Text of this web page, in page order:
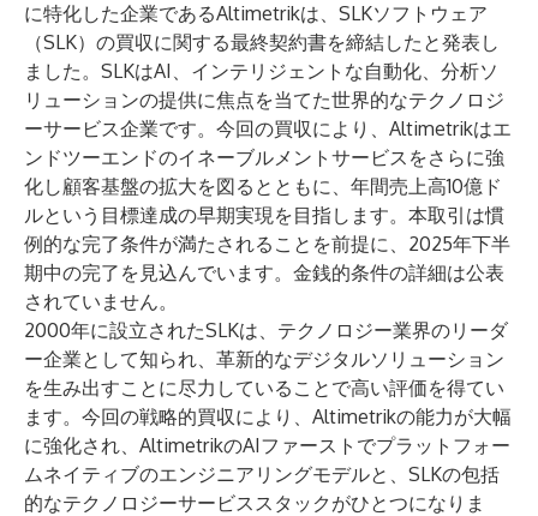
に特化した企業であるAltimetrikは、SLKソフトウェア
（SLK）の買収に関する最終契約書を締結したと発表し
ました。SLKはAI、インテリジェントな自動化、分析ソ
リューションの提供に焦点を当てた世界的なテクノロジ
ーサービス企業です。今回の買収により、Altimetrikはエ
ンドツーエンドのイネーブルメントサービスをさらに強
化し顧客基盤の拡大を図るとともに、年間売上高10億ド
ルという目標達成の早期実現を目指します。本取引は慣
例的な完了条件が満たされることを前提に、2025年下半
期中の完了を見込んでいます。金銭的条件の詳細は公表
されていません。
2000年に設立されたSLKは、テクノロジー業界のリーダ
ー企業として知られ、革新的なデジタルソリューション
を生み出すことに尽力していることで高い評価を得てい
ます。今回の戦略的買収により、Altimetrikの能力が大幅
に強化され、AltimetrikのAIファーストでプラットフォー
ムネイティブのエンジニアリングモデルと、SLKの包括
的なテクノロジーサービススタックがひとつになりま